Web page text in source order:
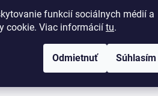
funkcií sociálnych médií a
cookie. Viac informácií tu.
Odmietnuť Súhlasím